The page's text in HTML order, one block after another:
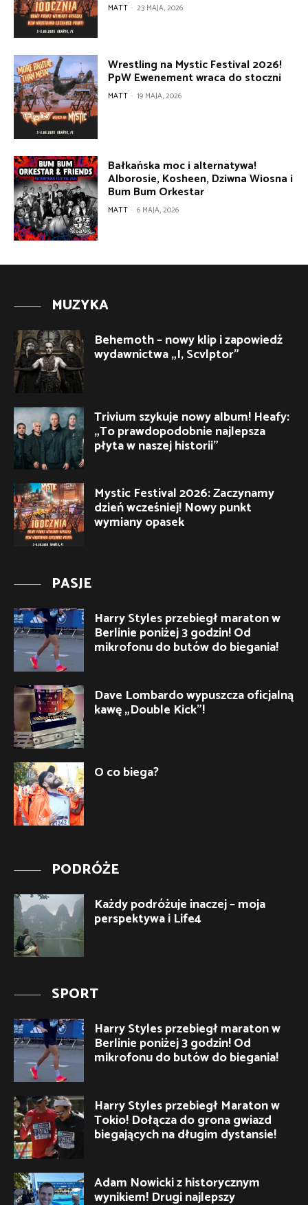
MATT - 23 MAJA, 2026
Wrestling na Mystic Festival 2026!
PpW Ewenement wraca do stoczni
MATT - 19 MAJA, 2026
Bałkańska moc i alternatywa!
Alborosie, Kosheen, Dziwna Wiosna i
Bum Bum Orkestar
MATT - 6 MAJA, 2026
MUZYKA
Behemoth – nowy klip i zapowiedź
wydawnictwa „I, Scvlptor”
Trivium szykuje nowy album! Heafy:
„To prawdopodobnie najlepsza
płyta w naszej historii”
Mystic Festival 2026: Zaczynamy
dzień wcześniej! Nowy punkt
wymiany opasek
PASJE
Harry Styles przebiegł maraton w
Berlinie poniżej 3 godzin! Od
mikrofonu do butów do biegania!
Dave Lombardo wypuszcza oficjalną
kawę „Double Kick”!
O co biega?
PODRÓŻE
Każdy podróżuje inaczej – moja
perspektywa i Life4
SPORT
Harry Styles przebiegł maraton w
Berlinie poniżej 3 godzin! Od
mikrofonu do butów do biegania!
Harry Styles przebiegł Maraton w
Tokio! Dołącza do grona gwiazd
biegających na długim dystansie!
Adam Nowicki z historycznym
wynikiem! Drugi najlepszy